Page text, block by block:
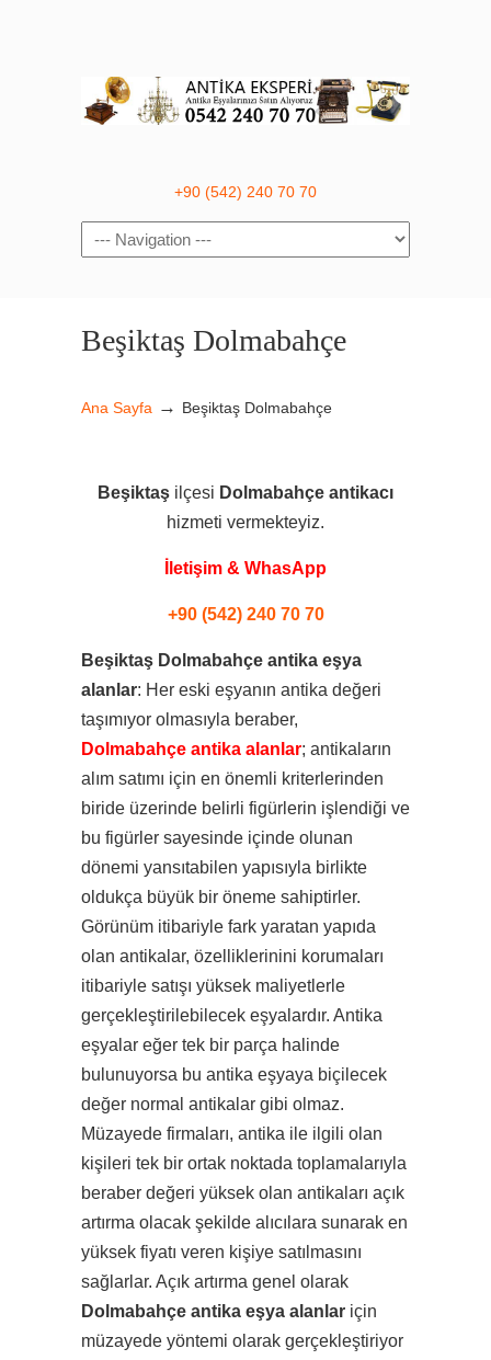
+90 (542) 240 70 70
Navigation
Beşiktaş Dolmabahçe
Ana Sayfa → Beşiktaş Dolmabahçe
Beşiktaş ilçesi Dolmabahçe antikacı
hizmeti vermekteyiz.
İletişim & WhasApp
+90 (542) 240 70 70
Beşiktaş Dolmabahçe antika eşya
alanlar: Her eski eşyanın antika değeri
taşımıyor olmasıyla beraber,
Dolmabahçe antika alanlar; antikaların
alım satımı için en önemli kriterlerinden
biride üzerinde belirli figürlerin işlendiği ve
bu figürler sayesinde içinde olunan
dönemi yansıtabilen yapısıyla birlikte
oldukça büyük bir öneme sahiptirler.
Görünüm itibariyle fark yaratan yapıda
olan antikalar, özelliklerinini korumaları
itibariyle satışı yüksek maliyetlerle
gerçekleştirilebilecek eşyalardır. Antika
eşyalar eğer tek bir parça halinde
bulunuyorsa bu antika eşyaya biçilecek
değer normal antikalar gibi olmaz.
Müzayede firmaları, antika ile ilgili olan
kişileri tek bir ortak noktada toplamalarıyla
beraber değeri yüksek olan antikaları açık
artırma olacak şekilde alıcılara sunarak en
yüksek fiyatı veren kişiye satılmasını
sağlarlar. Açık artırma genel olarak
Dolmabahçe antika eşya alanlar için
müzayede yöntemi olarak gerçekleştiriyor